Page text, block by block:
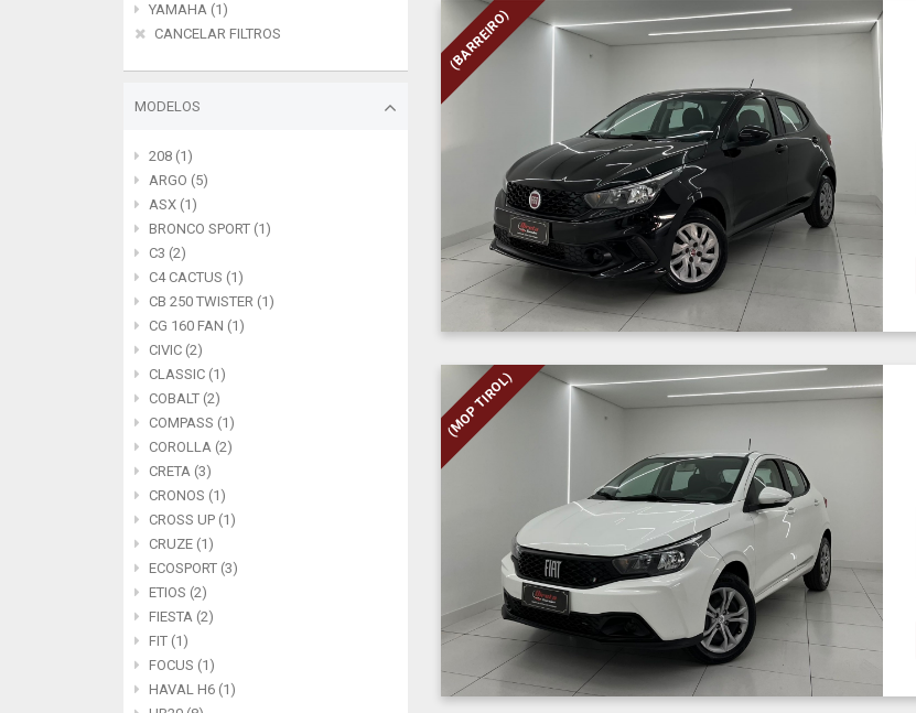
YAMAHA (1)
CANCELAR FILTROS
MODELOS
208 (1)
ARGO (5)
ASX (1)
BRONCO SPORT (1)
C3 (2)
C4 CACTUS (1)
CB 250 TWISTER (1)
CG 160 FAN (1)
CIVIC (2)
CLASSIC (1)
COBALT (2)
COMPASS (1)
COROLLA (2)
CRETA (3)
CRONOS (1)
CROSS UP (1)
CRUZE (1)
ECOSPORT (3)
ETIOS (2)
FIESTA (2)
FIT (1)
FOCUS (1)
HAVAL H6 (1)
(BARREIRO)
(MOP TIROL)